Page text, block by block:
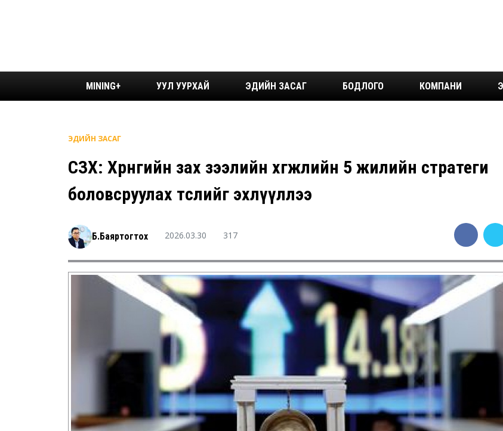
MINING+ УУЛ УУРХАЙ ЭДИЙН ЗАСАГ БОДЛОГО КОМПАНИ
ЭДИЙН ЗАСАГ
СЗХ: Хөрөнгийн зах зээлийн хөгжлийн 5 жилийн стратеги
боловсруулах төслийг эхлүүллээ
Б.Баяртогтох 2026.03.30 317